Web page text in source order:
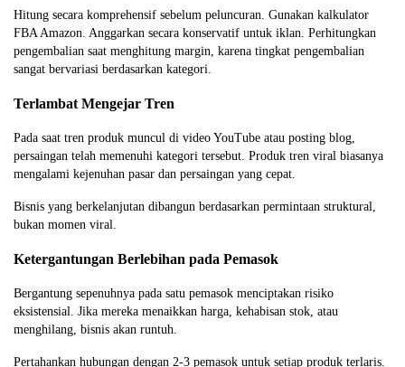
Hitung secara komprehensif sebelum peluncuran. Gunakan kalkulator
FBA Amazon. Anggarkan secara konservatif untuk iklan. Perhitungkan
pengembalian saat menghitung margin, karena tingkat pengembalian
sangat bervariasi berdasarkan kategori.
Terlambat Mengejar Tren
Pada saat tren produk muncul di video YouTube atau posting blog,
persaingan telah memenuhi kategori tersebut. Produk tren viral biasanya
mengalami kejenuhan pasar dan persaingan yang cepat.
Bisnis yang berkelanjutan dibangun berdasarkan permintaan struktural,
bukan momen viral.
Ketergantungan Berlebihan pada Pemasok
Bergantung sepenuhnya pada satu pemasok menciptakan risiko
eksistensial. Jika mereka menaikkan harga, kehabisan stok, atau
menghilang, bisnis akan runtuh.
Pertahankan hubungan dengan 2-3 pemasok untuk setiap produk terlaris.